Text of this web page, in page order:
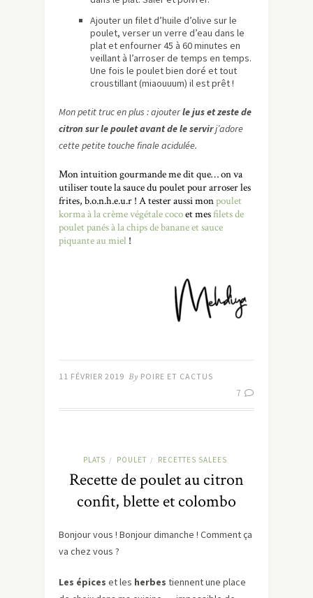
Ajouter un filet d’huile d’olive sur le
poulet, verser un verre d’eau dans le
plat et enfourner 45 à 60 minutes en
veillant à l’arroser de temps en temps.
Une fois le poulet bien doré et tout
croustillant (miaouuum) il est prêt !
Mon petit truc en plus : ajouterle jus et zeste de
citron sur le poulet avant de le servirj’adore
cette petite touche finale acidulée.
Mon intuition gourmande me dit que… on va
utiliser toute la sauce du poulet pour arroser les
frites, b.o.n.h.e.u.r ! A tester aussi monpoulet
korma à la crème végétale cocoet mesfilets de
poulet panés à la chips de banane et sauce
piquante au miel !
11 FÉVRIER 2019 By POIRE ET CACTUS
7
PLATS / POULET / RECETTES SALEES
Recette de poulet au citron
confit, blette et colombo
Bonjour vous ! Bonjour dimanche ! Comment ça
va chez vous ?
Les épices et les herbes tiennent une place